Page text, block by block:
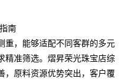
南
重，能够适配不同客群的多元
精准筛选。熠昇荣光珠宝店综
，原料资源优势突出，客户覆